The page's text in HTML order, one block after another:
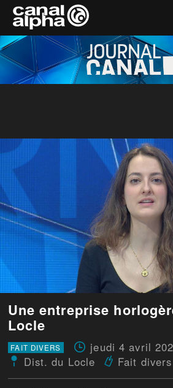
Une entreprise
Locle
FAIT DIVERS jeudi 4 avril
Dist. du Locle
Fait divers